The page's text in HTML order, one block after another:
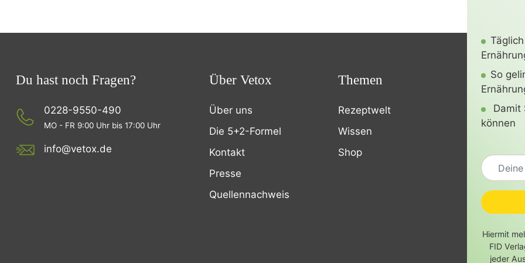
Du hast noch Fragen?
0228-9550-490
MO - FR 9:00 Uhr bis 17:00 Uhr
info@vetox.de
Über Vetox
Über uns
Die 5+2-Formel
Kontakt
Presse
Quellennachweis
Themen
Rezeptwelt
Wissen
Shop
So
Damit
können
Hiermit
FID
jeder